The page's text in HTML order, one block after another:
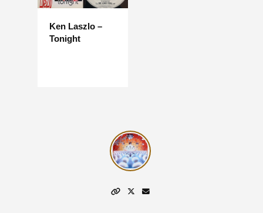
Ken Laszlo –
Tonight